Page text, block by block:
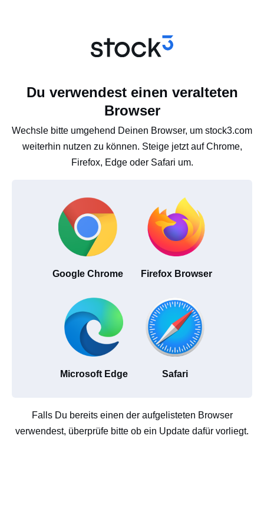
Du verwendest einen veralteten
Browser
Wechsle bitte umgehend Deinen Browser, um stock3.com
weiterhin nutzen zu können. Steige jetzt auf Chrome,
Firefox, Edge oder Safari um.
Google Chrome Firefox Browser
Microsoft Edge Safari
Falls Du bereits einen der aufgelisteten Browser
verwendest, überprüfe bitte ob ein Update dafür vorliegt.